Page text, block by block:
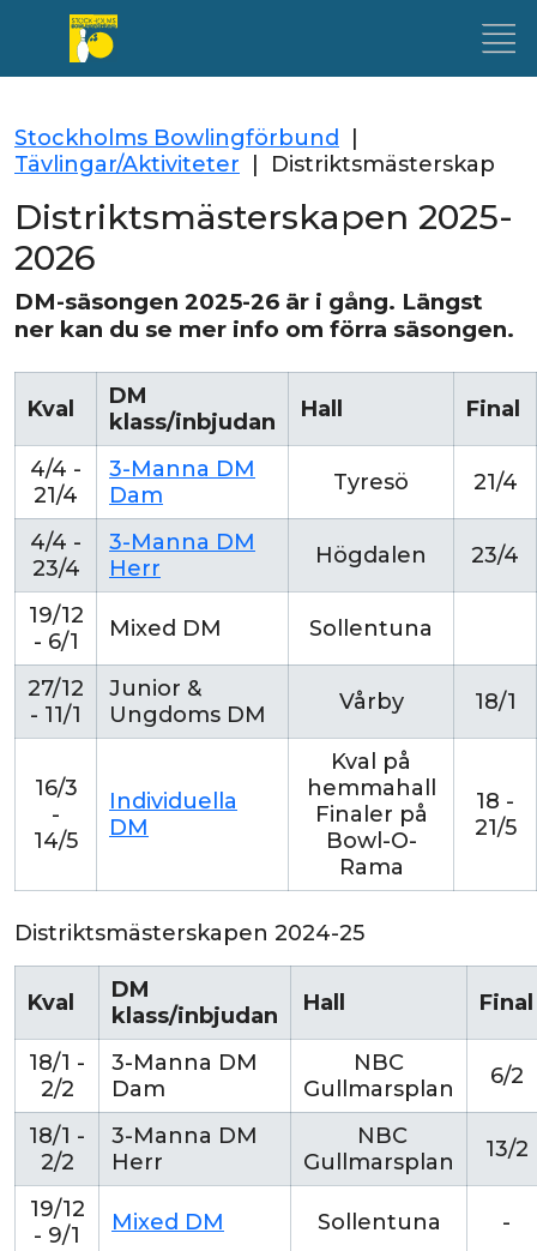
Stockholms Bowlingförbund
Tävlingar/Aktiviteter
Distriktsmästerskap
Distriktsmästerskapen 2025-
2026
DM-säsongen 2025-26 är i gång. Längst
ner kan du se mer info om förra säsongen.
Kval
DM
klass/inbjudan
Hall Final
4/4 -
21/4
3-Manna DM
Dam
Tyresö 21/4
4/4 -
23/4
3-Manna DM
Herr
Högdalen 23/4
19/12
- 6/1
Mixed DM Sollentuna
27/12
- 11/1
Junior &
Ungdoms DM
Vårby 18/1
16/3
-
14/5
Individuella
DM
Kval på
hemmahall
Finaler på
Bowl-O-
Rama
18 -
21/5
Distriktsmästerskapen 2024-25
Kval
DM
klass/inbjudan
Hall Final
18/1 -
2/2
3-Manna DM
Dam
NBC
Gullmarsplan
6/2
18/1 -
2/2
3-Manna DM
Herr
NBC
Gullmarsplan
13/2
19/12
- 9/1
Mixed DM Sollentuna -